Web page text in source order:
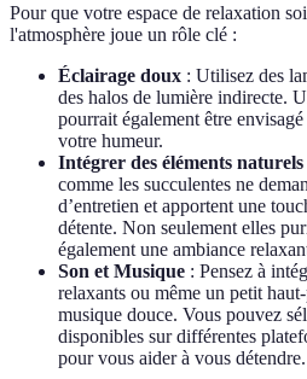
Pour que votre espace de relaxation
l'atmosphère joue un rôle clé :
Éclairage doux : Utilisez des
des halos de lumière indirecte.
pourrait également être
votre humeur.
Intégrer des éléments naturels
comme les succulentes ne
d’entretien et apportent une
détente. Non seulement elles
également une ambiance
Son et Musique : Pensez à
relaxants ou même un petit
musique douce. Vous pouvez
disponibles sur différentes
pour vous aider à vous détendre.